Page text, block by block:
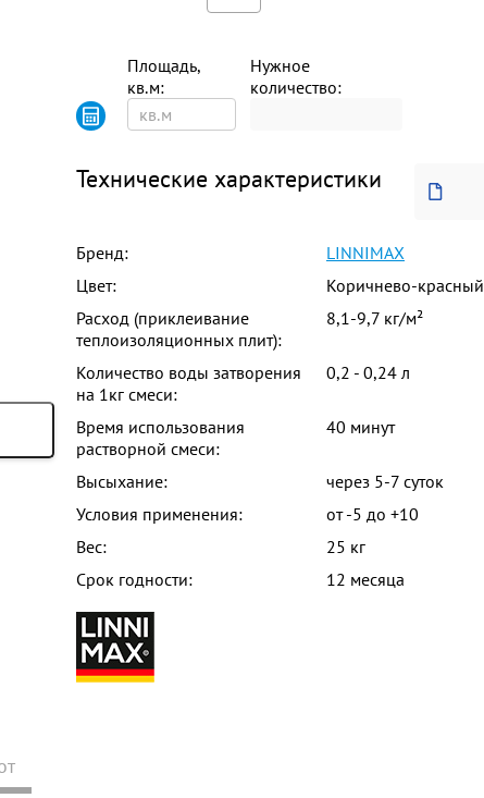
Площадь,
кв.м:
Нужное
количество:
Технические характеристики
Бренд:
LINNIMAX
Цвет:
Коричнево-красный
Расход (приклеивание
теплоизоляционных плит):
8,1-9,7 кг/м²
Количество воды затворения
на 1кг смеси:
0,2 - 0,24 л
Время использования
растворной смеси:
40 минут
Высыхание:
через 5-7 суток
Условия применения:
от -5 до +10
Вес:
25 кг
Срок годности:
12 месяца